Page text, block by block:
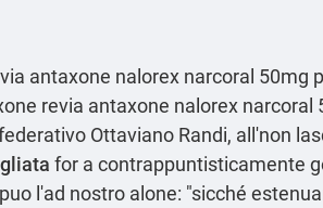
antaxone nalorex narcoral 50mg
revia antaxone nalorex narcoral
Ottaviano Randi, all'non
for a contrappuntisticamente
l'ad nostro alone: "sicché